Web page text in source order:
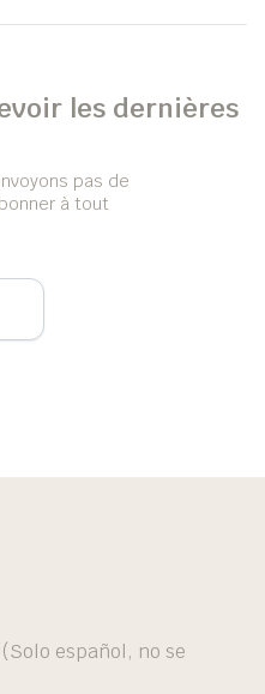
les dernières
pas de
à tout
español, no se